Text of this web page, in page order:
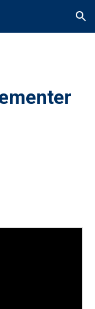
Skip to navigation